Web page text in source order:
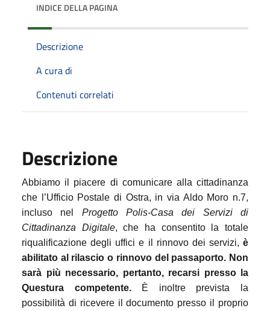
INDICE DELLA PAGINA
Descrizione
A cura di
Contenuti correlati
Descrizione
Abbiamo il piacere di comunicare alla cittadinanza
che l’Ufficio Postale di Ostra, in via Aldo Moro n.7,
incluso nel Progetto Polis-Casa dei Servizi di
Cittadinanza Digitale, che ha consentito la totale
riqualificazione degli uffici e il rinnovo dei servizi, è
abilitato al rilascio o rinnovo del passaporto. Non
sarà più necessario, pertanto, recarsi presso la
Questura competente.
È inoltre prevista la
possibilità di ricevere il documento presso il proprio